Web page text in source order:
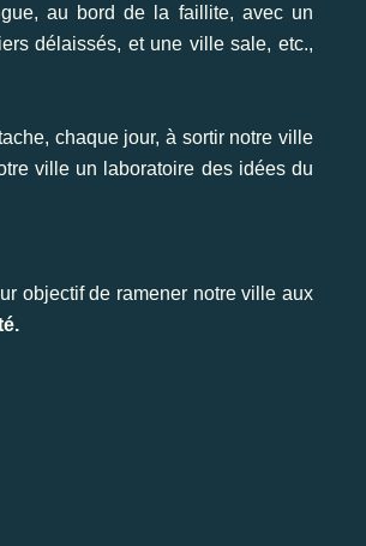
au bord de la faillite, avec un
délaissés, et une ville sale, etc.,
chaque jour, à sortir notre ville
ville un laboratoire des idées du
objectif de ramener notre ville aux